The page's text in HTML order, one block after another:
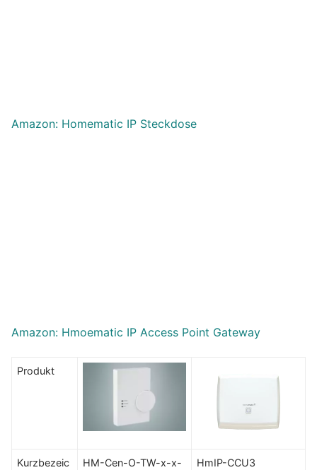
Amazon: Homematic IP Steckdose
Amazon: Hmoematic IP Access Point Gateway
Produkt
Kurzbezeic
HM-Cen-O-TW-x-x-
HmIP-CCU3